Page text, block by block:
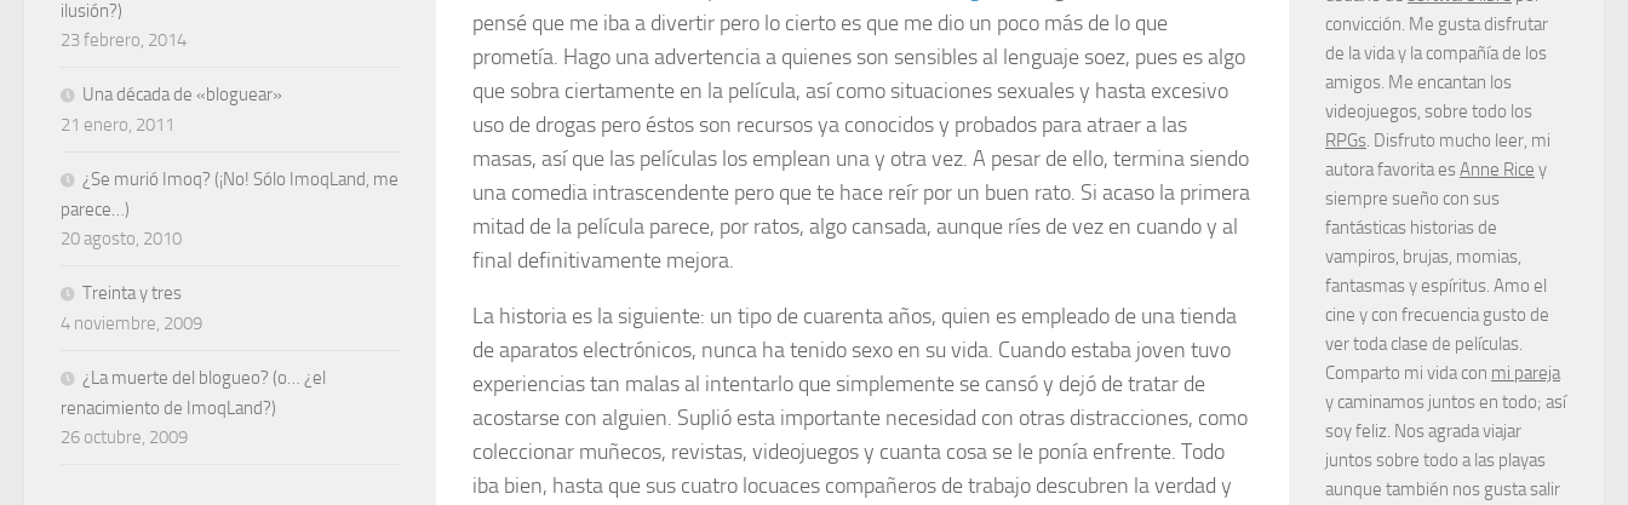
pensé que me iba a divertir pero lo cierto es que me dio un poco más de lo que
prometía. Hago una advertencia a quienes son sensibles al lenguaje soez, pues es algo
que sobra ciertamente en la película, así como situaciones sexuales y hasta excesivo
uso de drogas pero éstos son recursos ya conocidos y probados para atraer a las
masas, así que las películas los emplean una y otra vez. A pesar de ello, termina siendo
una comedia intrascendente pero que te hace reír por un buen rato. Si acaso la primera
mitad de la película parece, por ratos, algo cansada, aunque ríes de vez en cuando y al
final definitivamente mejora.
La historia es la siguiente: un tipo de cuarenta años, quien es empleado de una tienda
de aparatos electrónicos, nunca ha tenido sexo en su vida. Cuando estaba joven tuvo
experiencias tan malas al intentarlo que simplemente se cansó y dejó de tratar de
acostarse con alguien. Suplió esta importante necesidad con otras distracciones, como
coleccionar muñecos, revistas, videojuegos y cuanta cosa se le ponía enfrente. Todo
iba bien, hasta que sus cuatro locuaces compañeros de trabajo descubren la verdad y
ilusión?)
23 febrero, 2014
Una década de «bloguear»
21 enero, 2011
¿Se murió Imoq? (¡No! Sólo ImoqLand, me
parece…)
20 agosto, 2010
Treinta y tres
4 noviembre, 2009
¿La muerte del blogueo? (o… ¿el
renacimiento de ImoqLand?)
26 octubre, 2009
convicción. Me gusta disfrutar
de la vida y la compañía de los
amigos. Me encantan los
videojuegos, sobre todo los
RPGs. Disfruto mucho leer, mi
autora favorita esAnne Rice y
siempre sueño con sus
fantásticas historias de
vampiros, brujas, momias,
fantasmas y espíritus. Amo el
cine y con frecuencia gusto de
ver toda clase de películas.
Comparto mi vida con mi pareja
y caminamos juntos en todo; así
soy feliz. Nos agrada viajar
juntos sobre todo a las playas
aunque también nos gusta salir